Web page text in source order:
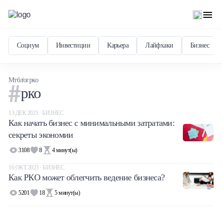
Социум Инвестиции Карьера Лайфхаки Бизнес
Мтблогрко
рко
13 ДЕК 2023 · БИЗНЕС
Как начать бизнес с минимальными затратами:
секреты экономии
3108 8 4 минут(ы)
16 ОКТ 2023 · БИЗНЕС
Как РКО может облегчить ведение бизнеса?
5201 18 5минут(ы)